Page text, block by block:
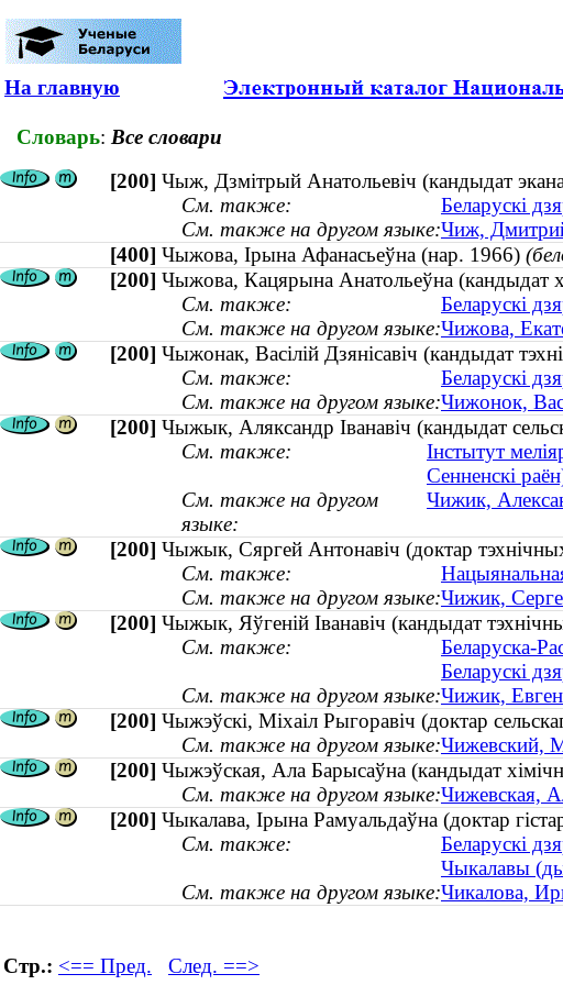
На главную
Словарь: Все словари
[200] Чыж, Дзмітрый Анатольевіч (кандыдат
См. также:
Беларускі
См. также на другом языке:Чиж,
[400] Чыжова, Ірына Афанасьеўна (нар. 1966)
[200] Чыжова, Кацярына Анатольеўна (кандыдат
См. также:
Беларускі
См. также на другом языке:Чижова,
[200] Чыжонак, Васілій Дзянісавіч (кандыдат
См. также:
Беларускі
См. также на другом языке:Чижонок,
[200] Чыжык, Аляксандр Іванавіч (кандыдат
См. также:
Інстытут
Сенненскі
См. также на другом
языке:
Чижик,
[200] Чыжык, Сяргей Антонавіч (доктар
См. также:
См. также на другом языке:Чижик,
[200] Чыжык, Яўгеній Іванавіч (кандыдат
См. также:
Беларуска-
Беларускі
См. также на другом языке:Чижик,
[200] Чыжэўскі, Міхаіл Рыгоравіч (доктар
См. также на другом языке:Чижевский,
[200] Чыжэўская, Ала Барысаўна (кандыдат
См. также на другом языке:Чижевская,
[200] Чыкалава, Ірына Рамуальдаўна (доктар
См. также:
Беларускі
Чыкалавы
См. также на другом языке:Чикалова,
Стр.: <== Пред. След. ==>